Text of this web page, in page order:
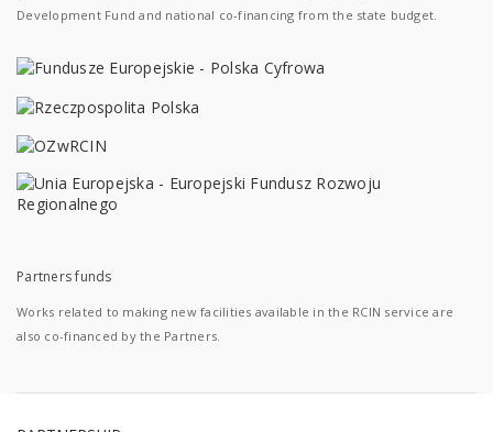
Development Fund and national co-financing from the state budget.
Partners funds
Works related to making new facilities available in the RCIN service are
also co-financed by the Partners.